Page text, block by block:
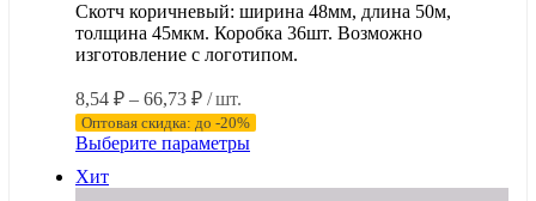
Скотч коричневый: ширина 48мм, длина 50м,
толщина 45мкм. Коробка 36шт. Возможно
изготовление с логотипом.
8,54 ₽ – 66,73 ₽Диапазон
цен:
8,54 ₽
66,73 ₽
/ шт.
Оптовая скидка: до -20%
Выберите параметрыЭтот
имеет
Хит